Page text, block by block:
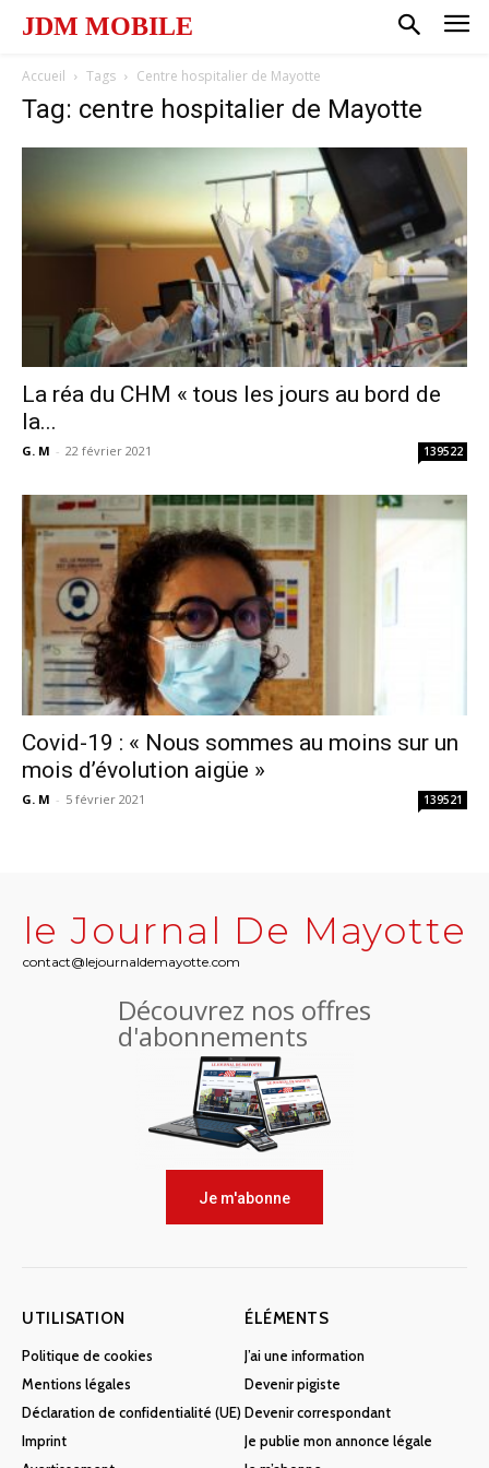
JDM MOBILE
Accueil Tags Centre hospitalier de Mayotte
Tag: centre hospitalier de Mayotte
La réa du CHM « tous les jours au bord de
la...
G. M - 22 février 2021 139522
Covid-19 : « Nous sommes au moins sur un
mois d’évolution aigüe »
G. M - 5 février 2021 139521
le Journal De Mayotte
contact@lejournaldemayotte.com
Découvrez nos offres
d'abonnements
Je m'abonne
UTILISATION
Politique de cookies
Mentions légales
Déclaration de confidentialité (UE)
Imprint
ÉLÉMENTS
J’ai une information
Devenir pigiste
Devenir correspondant
Je publie mon annonce légale